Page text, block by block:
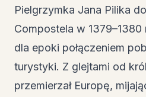
Pielgrzymka Jana Pilika
Compostela w
dla epoki połączeniem
turystyki. Z glejtami od
przemierzał Europę,